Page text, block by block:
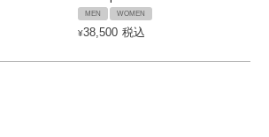
MEN WOMEN
¥38,500 税込